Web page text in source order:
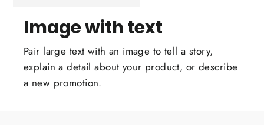
Image with text
Pair large text with an image to tell a story,
explain a detail about your product, or describe
a new promotion.